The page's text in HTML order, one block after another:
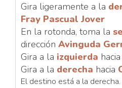
Gira ligeramente a la
Fray Pascual Jover
En la rotonda, toma la
dirección Avinguda
Gira a la izquierda hacia
Gira a la derecha hacia
El destino está a la derecha.